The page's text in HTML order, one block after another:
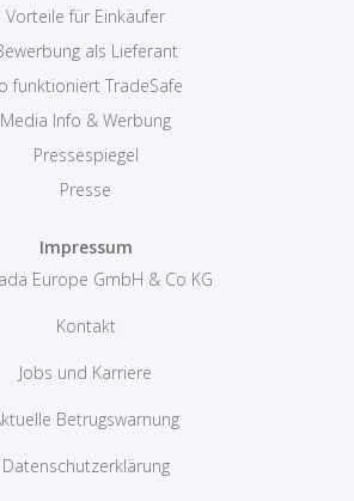
Vorteile für Einkäufer
als Lieferant
funktioniert TradeSafe
Media Info & Werbung
Pressespiegel
Presse
Impressum
Europe GmbH & Co KG
Kontakt
Jobs und Karriere
Betrugswarnung
Datenschutzerklärung